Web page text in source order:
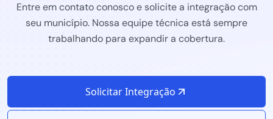
Entre em contato conosco e solicite a integração com
seu município. Nossa equipe técnica está sempre
trabalhando para expandir a cobertura.
Solicitar Integração